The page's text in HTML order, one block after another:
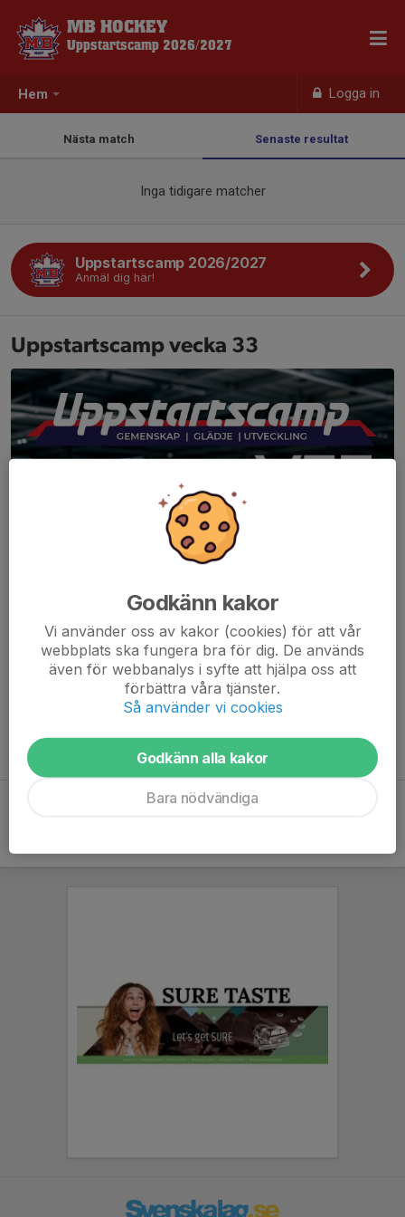
Hem Logga in
MB HOCKEY
Uppstartscamp 2026/2027
Nästa match Senaste resultat
Inga tidigare matcher
Uppstartscamp 2026/2027
Anmäl dig här!
Uppstartscamp vecka 33
Godkänn kakor
Vi använder oss av kakor (cookies) för att vår
webbplats ska fungera bra för dig. De används
även för webbanalys i syfte att hjälpa oss att
förbättra våra tjänster.
Så använder vi cookies
Godkänn alla kakor
Bara nödvändiga